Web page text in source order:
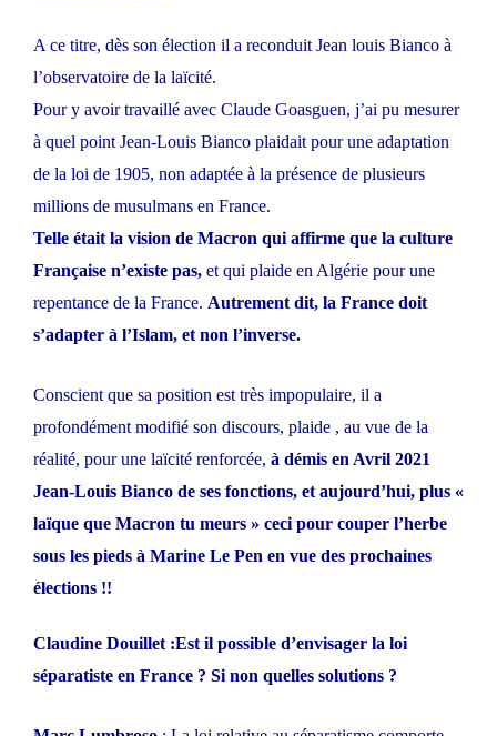
A ce titre, dès son élection il a reconduit Jean louis Bianco à
l’observatoire de la laïcité.
Pour y avoir travaillé avec Claude Goasguen, j’ai pu mesurer
à quel point Jean-Louis Bianco plaidait pour une adaptation
de la loi de 1905, non adaptée à la présence de plusieurs
millions de musulmans en France.
Telle était la vision de Macron qui affirme que la culture
Française n’existe pas, et qui plaide en Algérie pour une
repentance de la France. Autrement dit, la France doit
s’adapter à l’Islam, et non l’inverse.
Conscient que sa position est très impopulaire, il a
profondément modifié son discours, plaide , au vue de la
réalité, pour une laïcité renforcée, à démis en Avril 2021
Jean-Louis Bianco de ses fonctions, et aujourd’hui, plus «
laïque que Macron tu meurs » ceci pour couper l’herbe
sous les pieds à Marine Le Pen en vue des prochaines
élections !!
Claudine Douillet :Est il possible d’envisager la loi
séparatiste en France ? Si non quelles solutions ?